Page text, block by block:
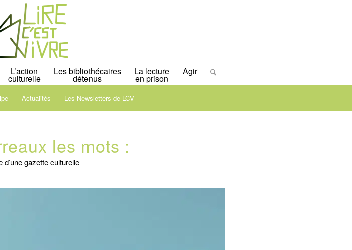
L’action
culturelle
Les bibliothécaires
détenus
La lecture
en prison
Agir
Actualités Les Newsletters de LCV
les mots :
d’une gazette culturelle